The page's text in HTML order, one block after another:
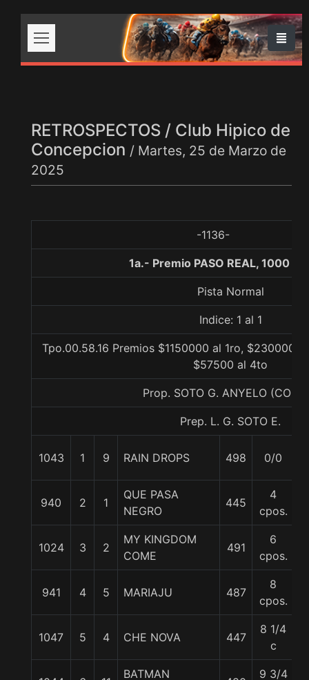
RETROSPECTOS / Club Hipico de
Concepcion / Martes, 25 de Marzo de
2025
-1136-
1a.- Premio PASO REAL, 1000
Pista Normal
Indice: 1 al 1
Tpo.00.58.16 Premios $1150000 al 1ro, $230000
$57500 al 4to
Prop. SOTO G. ANYELO
Prep. L. G. SOTO E.
1043 1 9 RAIN DROPS 498 0/0
940 2 1
QUE PASA
NEGRO
445
4
cpos.
1024 3 2
MY KINGDOM
COME
491
6
cpos.
941 4 5 MARIAJU 487
8
cpos.
1047 5 4 CHE NOVA 447
8 1/4
c
BATMAN
9 3/4